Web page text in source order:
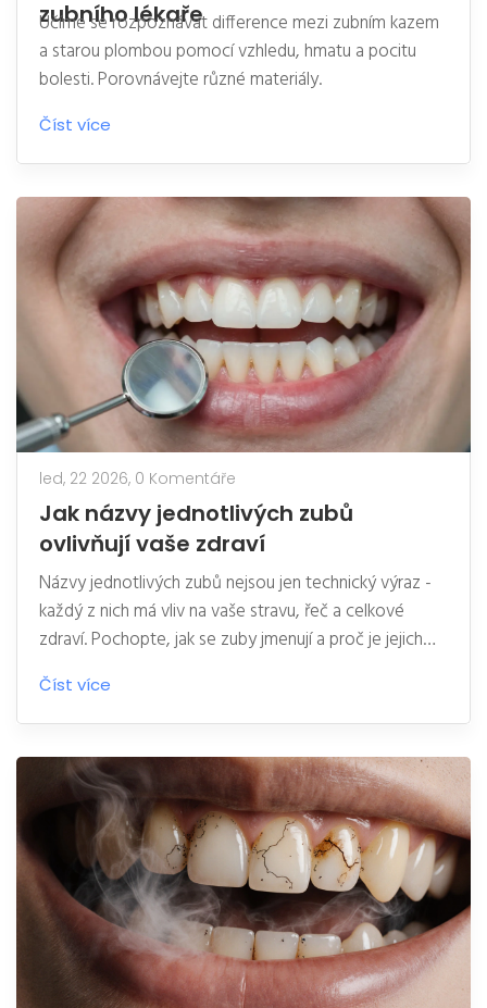
zubního lékaře
Učíme se rozpoznávat difference mezi zubním kazem
a starou plombou pomocí vzhledu, hmatu a pocitu
bolesti. Porovnávejte různé materiály.
Číst více
led, 22 2026, 0 Komentáře
Jak názvy jednotlivých zubů
ovlivňují vaše zdraví
Názvy jednotlivých zubů nejsou jen technický výraz -
každý z nich má vliv na vaše stravu, řeč a celkové
zdraví. Pochopte, jak se zuby jmenují a proč je jejich
stav klíčový pro vaše tělo.
Číst více